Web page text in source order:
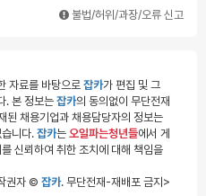
불법/허위/과장/오류 신고
자료를 바탕으로 잡카가 편집 및 그
. 본 정보는 잡카의 동의없이 무단전재
된 채용기업과 채용담당자의 정보는
니다. 잡카는 오일파는청년들에서 게
신뢰하여 취한 조치에 대해 책임을
권자 © 잡카. 무단전재-재배포 금지>